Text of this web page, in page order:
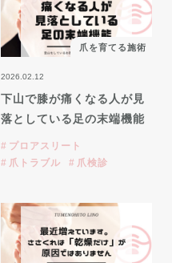
爪を育てる施術
2026.02.12
下山で膝が痛くなる人が見
落としている足の末端機能
プロアスリート
爪トラブル
爪検診